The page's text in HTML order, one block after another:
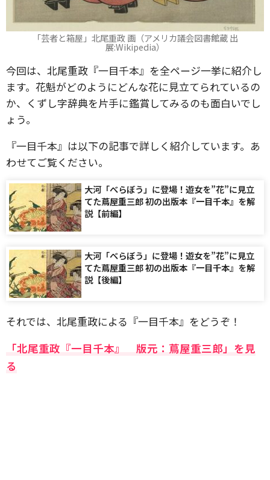
「芸者と箱屋」北尾重政 画（アメリカ議会図書館蔵 出
展:Wikipedia）
今回は、北尾重政『一目千本』を全ページ一挙に紹介し
ます。花魁がどのようにどんな花に見立てられているの
か、くずし字辞典を片手に鑑賞してみるのも面白いでし
ょう。
『一目千本』は以下の記事で詳しく紹介しています。あ
わせてご覧ください。
大河「べらぼう」に登場！遊女を”花”に見立
てた蔦屋重三郎 初の出版本『一目千本』を解
説【前編】
大河「べらぼう」に登場！遊女を”花”に見立
てた蔦屋重三郎 初の出版本『一目千本』を解
説【後編】
それでは、北尾重政による『一目千本』をどうぞ！
「北尾重政『一目千本』 版元：蔦屋重三郎」を見
る